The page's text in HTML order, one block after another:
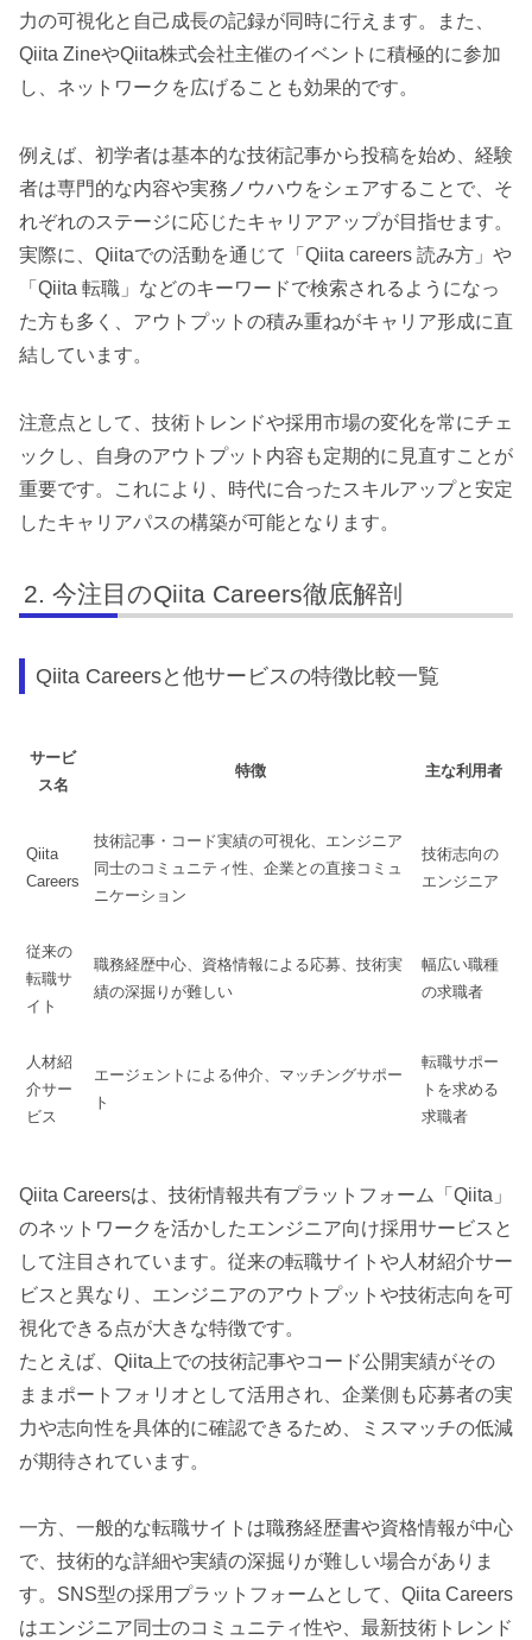
力の可視化と自己成長の記録が同時に行えます。また、
Qiita ZineやQiita株式会社主催のイベントに積極的に参加
し、ネットワークを広げることも効果的です。
例えば、初学者は基本的な技術記事から投稿を始め、経験
者は専門的な内容や実務ノウハウをシェアすることで、そ
れぞれのステージに応じたキャリアアップが目指せます。
実際に、Qiitaでの活動を通じて「Qiita careers 読み方」や
「Qiita 転職」などのキーワードで検索されるようになっ
た方も多く、アウトプットの積み重ねがキャリア形成に直
結しています。
注意点として、技術トレンドや採用市場の変化を常にチェ
ックし、自身のアウトプット内容も定期的に見直すことが
重要です。これにより、時代に合ったスキルアップと安定
したキャリアパスの構築が可能となります。
今注目のQiita Careers徹底解剖
Qiita Careersと他サービスの特徴比較一覧
サービ
ス名
特徴 主な利用者
Qiita
Careers
技術記事・コード実績の可視化、エンジニア
同士のコミュニティ性、企業との直接コミュ
ニケーション
技術志向の
エンジニア
従来の
転職サ
イト
職務経歴中心、資格情報による応募、技術実
績の深掘りが難しい
幅広い職種
の求職者
人材紹
介サー
ビス
エージェントによる仲介、マッチングサポー
ト
転職サポー
トを求める
求職者
Qiita Careersは、技術情報共有プラットフォーム「Qiita」
のネットワークを活かしたエンジニア向け採用サービスと
して注目されています。従来の転職サイトや人材紹介サー
ビスと異なり、エンジニアのアウトプットや技術志向を可
視化できる点が大きな特徴です。
たとえば、Qiita上での技術記事やコード公開実績がその
ままポートフォリオとして活用され、企業側も応募者の実
力や志向性を具体的に確認できるため、ミスマッチの低減
が期待されています。
一方、一般的な転職サイトは職務経歴書や資格情報が中心
で、技術的な詳細や実績の深掘りが難しい場合がありま
す。SNS型の採用プラットフォームとして、Qiita Careers
はエンジニア同士のコミュニティ性や、最新技術トレンド